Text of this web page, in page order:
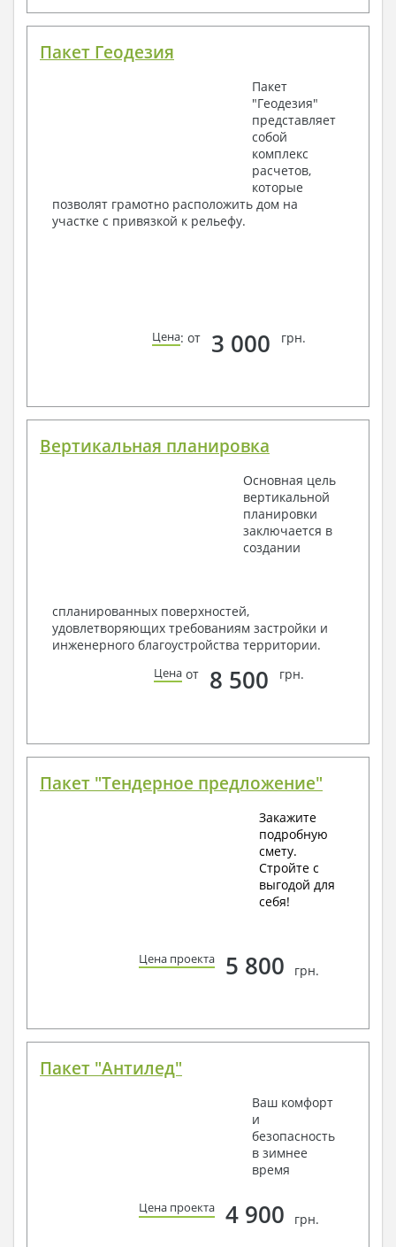
Пакет Геодезия
Пакет
"Геодезия"
представляет
собой
комплекс
расчетов,
которые
позволят грамотно расположить дом на
участке с привязкой к рельефу.
Цена: от 3 000 грн.
Вертикальная планировка
Основная цель
вертикальной
планировки
заключается в
создании
спланированных поверхностей,
удовлетворяющих требованиям застройки и
инженерного благоустройства территории.
Цена от 8 500 грн.
Пакет "Тендерное предложение"
Закажите
подробную
смету.
Стройте с
выгодой для
себя!
Цена проекта 5 800 грн.
Пакет "Антилед"
Ваш комфорт
и
безопасность
в зимнее
время
Цена проекта 4 900 грн.